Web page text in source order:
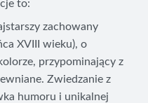
to:
zachowany
XVIII wieku), o
przypominający z
Zwiedzanie z
humoru i unikalnej